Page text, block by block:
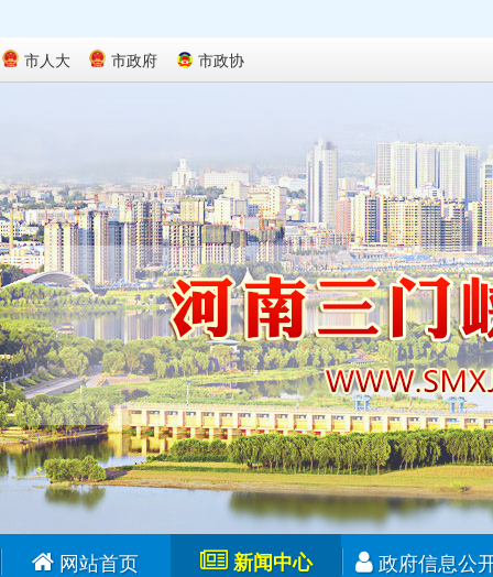
市人大 市政府 市政协
网站首页 新闻中心 政府信息公